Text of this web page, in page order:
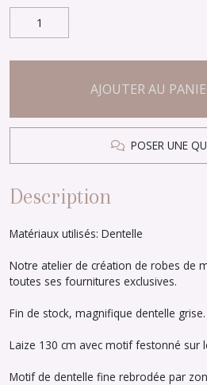
AJOUTER AU
POSER UNE
Description
Matériaux utilisés: Dentelle
Notre atelier de création de robes de
toutes ses fournitures exclusives.
Fin de stock, magnifique dentelle grise.
Laize 130 cm avec motif festonné sur
Motif de dentelle fine rebrodée par